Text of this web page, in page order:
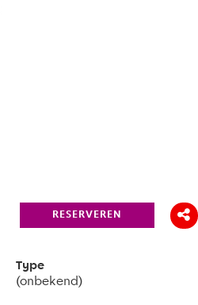
RESERVEREN
Type
(onbekend)